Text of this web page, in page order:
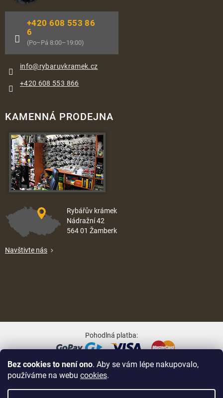
Bez cookies to není ono. Aby se vám lépe nakupovalo,
používáme na webu cookies.
info@rybaruvkramek.cz
+420 608 553 86
6
(Po–Pá 8:00–19:00)
+420 608 553 866
KAMENNÁ PRODEJNA
Rybářův krámek
Nádražní 42
564 01 Žamberk
Navštivte nás
Pohodlná platba:
Oblíbené způsoby dopravy: